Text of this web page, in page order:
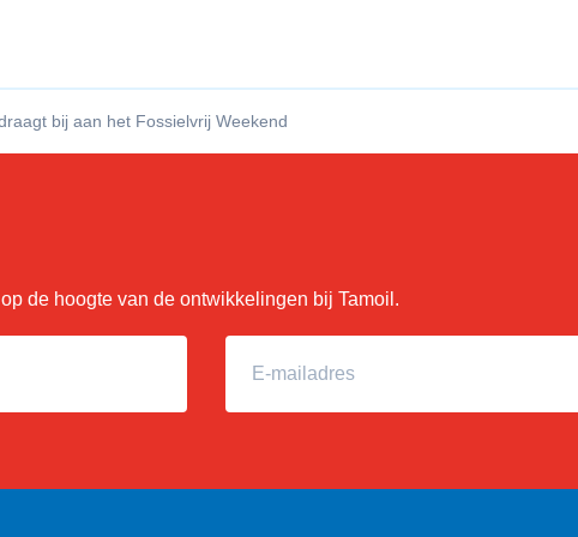
bij aan het Fossielvrij Weekend
de hoogte van de ontwikkelingen bij Tamoil.